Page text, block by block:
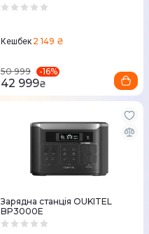
Кешбек 2 149 ₴
50 999 -16%
42 999₴
Зарядна станція OUKITEL
BP3000E